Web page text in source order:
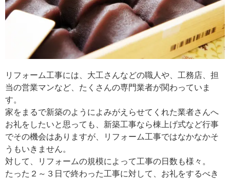
リフォーム工事には、大工さんなどの職人や、工務店、担
当の営業マンなど、たくさんの専門業者が関わっていま
す。
家をまるで新築のようによみがえらせてくれた業者さんへ
お礼をしたいと思っても、新築工事なら棟上げ式など行事
でその機会はありますが、リフォーム工事ではなかなかそ
うもいきません。
対して、リフォームの規模によって工事の日数も様々。
たった２～３日で終わった工事に対して、お礼をするべき